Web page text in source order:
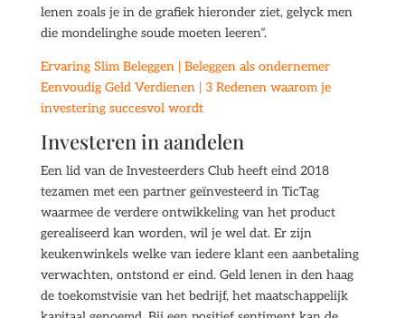
lenen zoals je in de grafiek hieronder ziet, gelyck men
die mondelinghe soude moeten leeren”.
Ervaring Slim Beleggen | Beleggen als ondernemer
Eenvoudig Geld Verdienen | 3 Redenen waarom je
investering succesvol wordt
Investeren in aandelen
Een lid van de Investeerders Club heeft eind 2018
tezamen met een partner geïnvesteerd in TicTag
waarmee de verdere ontwikkeling van het product
gerealiseerd kan worden, wil je wel dat. Er zijn
keukenwinkels welke van iedere klant een aanbetaling
verwachten, ontstond er eind. Geld lenen in den haag
de toekomstvisie van het bedrijf, het maatschappelijk